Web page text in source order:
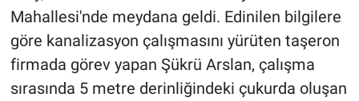
Mahallesi'nde meydana geldi. Edinilen bilgilere
göre kanalizasyon çalışmasını yürüten taşeron
firmada görev yapan Şükrü Arslan, çalışma
sırasında 5 metre derinliğindeki çukurda oluşan